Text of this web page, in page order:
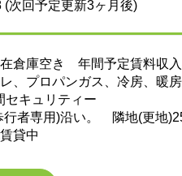
(次回予定更新3ヶ月後)
在倉庫空き 年間予定賃料収
、プロパンガス、冷房、暖
セキュリティー
行者専用)沿い。 隣地(更地
貸中